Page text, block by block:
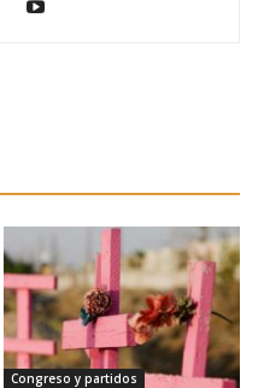
Congreso y partidos